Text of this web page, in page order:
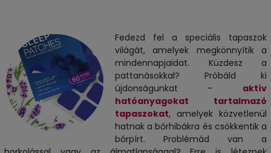
Fedezd fel a speciális tapaszok
világát, amelyek megkönnyítik a
mindennapjaidat. Küzdesz a
pattanásokkal? Próbáld ki
újdonságunkat – aktív
hatóanyagokat tartalmazó
tapaszokat, amelyek közvetlenül
hatnak a bőrhibákra és csökkentik a
bőrpírt. Problémád van a